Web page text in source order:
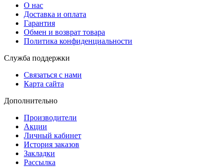
О нас
Доставка и оплата
Гарантия
Обмен и возврат товара
Политика конфиденциальности
Служба поддержки
Связаться с нами
Карта сайта
Дополнительно
Производители
Акции
Личный кабинет
История заказов
Закладки
Рассылка